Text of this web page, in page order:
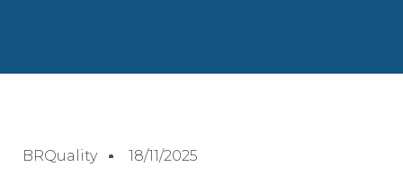
BRQuality 18/11/2025